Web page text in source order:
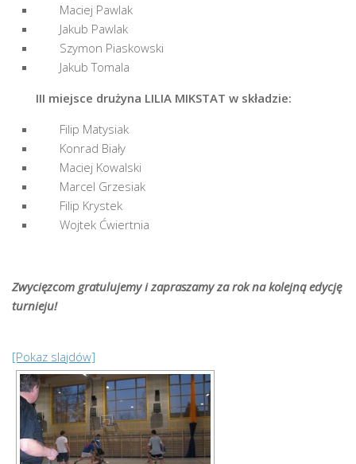
Maciej Pawlak
Jakub Pawlak
Szymon Piaskowski
Jakub Tomala
III miejsce drużyna LILIA MIKSTAT w składzie:
Filip Matysiak
Konrad Biały
Maciej Kowalski
Marcel Grzesiak
Filip Krystek
Wojtek Ćwiertnia
Zwycięzcom gratulujemy i zapraszamy za rok na kolejną edycję
turnieju!
[Pokaz slajdów]